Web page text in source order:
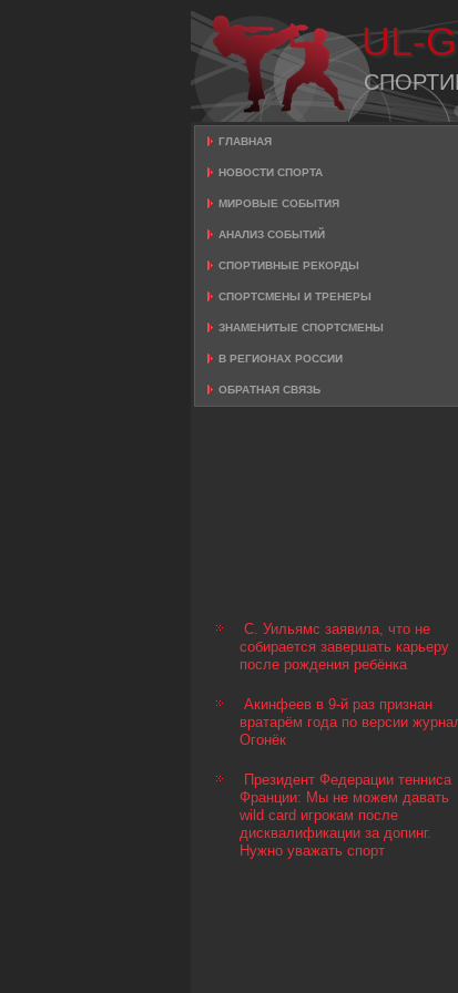
UL-
ГЛАВНАЯ
НОВОСТИ СПОРТА
МИРОВЫЕ СОБЫТИЯ
АНАЛИЗ СОБЫТИЙ
СПОРТИВНЫЕ РЕКОРДЫ
СПОРТСМЕНЫ И ТРЕНЕРЫ
ЗНАМЕНИТЫЕ СПОРТСМЕНЫ
В РЕГИОНАХ РОССИИ
ОБРАТНАЯ СВЯЗЬ
С. Уильямс заявила, что не
собирается завершать карьеру
после рождения ребёнка
Акинфеев в 9-й раз признан
вратарём года по версии
Огонёк
Президент Федерации тенниса
Франции: Мы не можем давать
wild card игрокам после
дисквалификации за допинг.
Нужно уважать спорт